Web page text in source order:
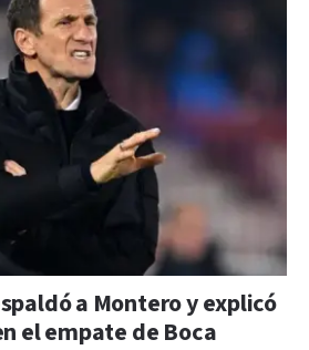
a Montero y explicó
el empate de Boca